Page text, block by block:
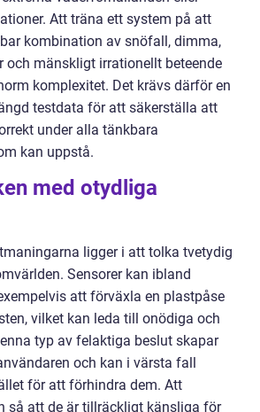
Att träna ett system på att
kombination av snöfall, dimma,
och mänskligt irrationellt beteende
komplexitet. Det krävs därför en
testdata för att säkerställa att
under alla tänkbara
kan uppstå.
med otydliga
ligger i att tolka tvetydig
Sensorer kan ibland
att förväxla en plastpåse
vilket kan leda till onödiga och
typ av felaktiga beslut skapar
och kan i värsta fall
för att förhindra dem. Att
så att de är tillräckligt känsliga för